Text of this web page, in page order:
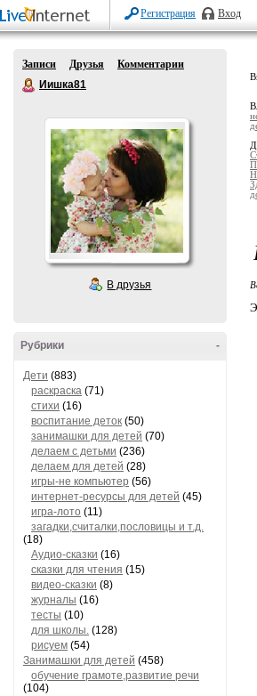
Регистрация Вход
Записи Друзья
Комментарии
Иишка81
В друзья
-
Рубрики
Дети (883)
раскраска (71)
стихи (16)
воспитание деток (50)
занимашки для детей (70)
делаем с детьми (236)
делаем для детей (28)
игры-не компьютер (56)
интернет-ресурсы для детей (45)
игра-лото (11)
загадки,считалки,пословицы и т.д.
(18)
Аудио-сказки (16)
сказки для чтения (15)
видео-сказки (8)
журналы (16)
тесты (10)
для школы. (128)
рисуем (54)
Занимашки для детей (458)
обучение грамоте,развитие речи
(104)